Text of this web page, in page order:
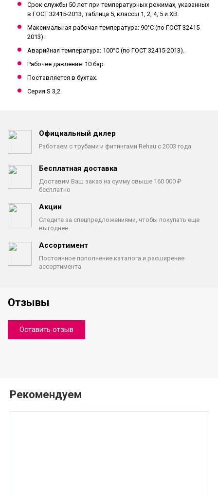
Срок службы 50 лет при температурных режимах, указанных
в ГОСТ 32415-2013, таблица 5, классы 1, 2, 4, 5 и ХВ.
Максимальная рабочая температура: 90°C (по ГОСТ 32415-
2013).
Аварийная температура: 100°C (по ГОСТ 32415-2013).
Рабочее давление: 10 бар.
Поставляется в бухтах.
Серия S 3,2.
Официальный дилер
Работаем с трубами и фитингами Rehau с 2003 года
Бесплатная доставка
Доставим Ваш заказ на сумму свыше 160 000 ₽
бесплатно
Акции
Следите за спецпредложениями, чтобы покупать еще
выгоднее
Ассортимент
Постоянное пополнение каталога и расширение
ассортимента
Отзывы
Оставить отзыв
Рекомендуем